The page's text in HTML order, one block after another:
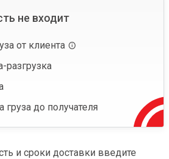
не входит
от клиента
разгрузка
груза до получателя
и сроки доставки введите